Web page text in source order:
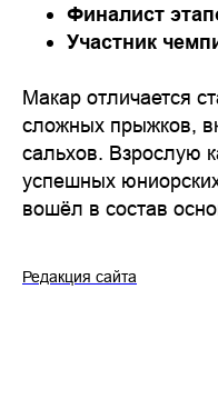
Финалист
Участник
Макар отличается
сложных прыжков,
сальхов. Взрослую
успешных
вошёл в состав
Редакция сайта